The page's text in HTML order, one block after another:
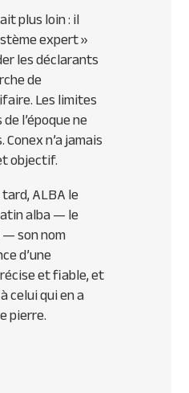
plus loin : il
expert »
les déclarants
de
Les limites
l’époque ne
n’a jamais
objectif.
ALBA le
alba — le
son nom
d’une
et fiable, et
celui qui en a
pierre.